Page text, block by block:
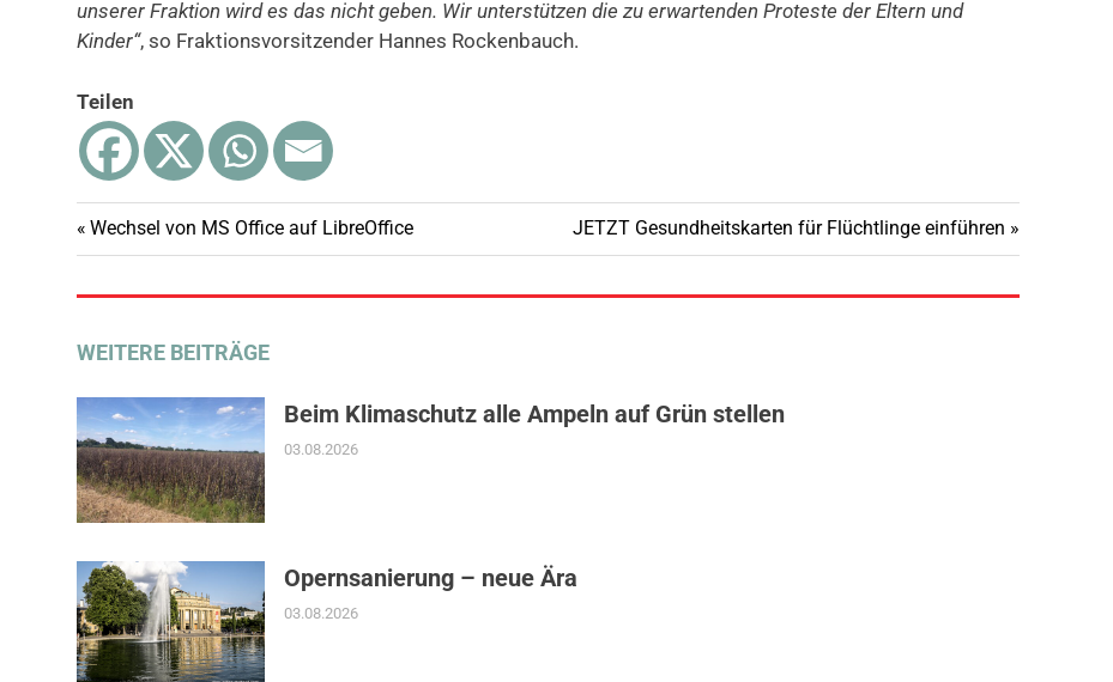
unserer Fraktion wird es das nicht geben. Wir unterstützen die zu erwartenden Proteste der Eltern und
Kinder“, so Fraktionsvorsitzender Hannes Rockenbauch.
Teilen
Haushalt
Jugendliche
Beitragsnavigation
Vorheriger
Beitrag:
Wechsel von MS Office auf LibreOffice
Nächster
Beitrag:
JETZT Gesundheitskarten für Flüchtlinge einführen
WEITERE BEITRÄGE
Beim Klimaschutz alle Ampeln auf Grün stellen
03.08.2026
Opernsanierung – neue Ära
03.08.2026